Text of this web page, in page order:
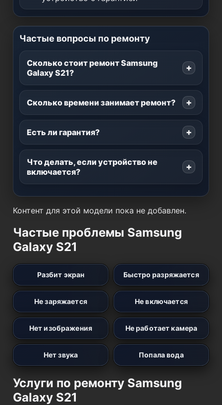
Частые вопросы по ремонту
Сколько стоит ремонт Samsung
Galaxy S21?
Сколько времени занимает ремонт?
Есть ли гарантия?
Что делать, если устройство не
включается?
Контент для этой модели пока не добавлен.
Частые проблемы Samsung
Galaxy S21
Разбит экран Быстро разряжается
Не заряжается Не включается
Нет изображения Не работает камера
Нет звука Попала вода
Услуги по ремонту Samsung
Galaxy S21